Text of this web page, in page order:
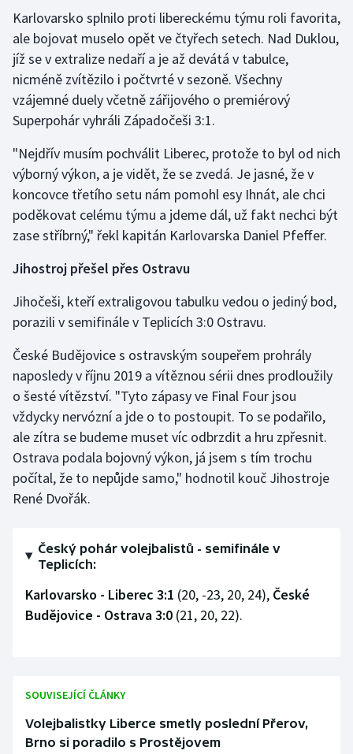
Florbal
Futsal
Golf
Gymnastika
Házená
Jezdectví
Judo
Krasobruslení
Lezení
Lyže a snowboard
Moderní pětiboj
Motorsport
Olympijské hry
Parasport
Plavání
Ragby
Rychlostní kanoistika
Short track
Karlovarsko splnilo proti libereckému týmu roli favorita,
ale bojovat muselo opět ve čtyřech setech. Nad Duklou,
jíž se v extralize nedaří a je až devátá v tabulce,
nicméně zvítězilo i počtvrté v sezoně. Všechny
vzájemné duely včetně zářijového o premiérový
Superpohár vyhráli Západočeši 3:1.
"Nejdřív musím pochválit Liberec, protože to byl od nich
výborný výkon, a je vidět, že se zvedá. Je jasné, že v
koncovce třetího setu nám pomohl esy Ihnát, ale chci
poděkovat celému týmu a jdeme dál, už fakt nechci být
zase stříbrný," řekl kapitán Karlovarska Daniel Pfeffer.
Jihostroj přešel přes Ostravu
Jihočeši, kteří extraligovou tabulku vedou o jediný bod,
porazili v semifinále v Teplicích 3:0 Ostravu.
České Budějovice s ostravským soupeřem prohrály
naposledy v říjnu 2019 a vítěznou sérii dnes prodloužily
o šesté vítězství. "Tyto zápasy ve Final Four jsou
vždycky nervózní a jde o to postoupit. To se podařilo,
ale zítra se budeme muset víc odbrzdit a hru zpřesnit.
Ostrava podala bojovný výkon, já jsem s tím trochu
počítal, že to nepůjde samo," hodnotil kouč Jihostroje
René Dvořák.
Český pohár volejbalistů - semifinále v
Teplicích:
Karlovarsko - Liberec 3:1 (20, -23, 20, 24), České
Budějovice - Ostrava 3:0 (21, 20, 22).
SOUVISEJÍCÍ ČLÁNKY
Volejbalistky Liberce smetly poslední Přerov,
Brno si poradilo s Prostějovem